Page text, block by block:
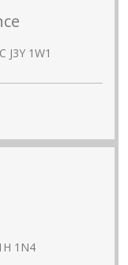
J3Y 1W1
1N4